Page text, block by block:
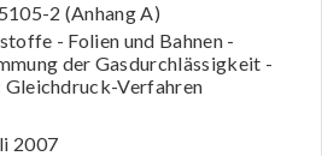
2 (Anhang A)
- Folien und Bahnen -
der Gasdurchlässigkeit -
Gleichdruck-Verfahren
2007